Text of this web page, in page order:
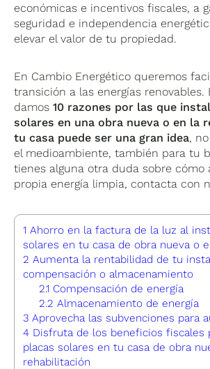
económicas e incentivos fiscales, a
seguridad e independencia
elevar el valor de tu propiedad.
En Cambio Energético queremos
transición a las energías renovables.
damos10 razones por las que
solares en una obra nueva o en la
tu casa puede ser una gran idea,
el medioambiente, también para tu
tienes alguna otra duda sobre
propia energía limpia, contacta con
1 Ahorro en la factura de la luz al
solares en tu casa de obra nueva o
2 Aumenta la rentabilidad de tu
compensación o almacenamiento
2.1 Compensación de energía
2.2 Almacenamiento de energía
3 Aprovecha las subvenciones para
4 Disfruta de los beneficios fiscales
placas solares en tu casa de obra
rehabilitación